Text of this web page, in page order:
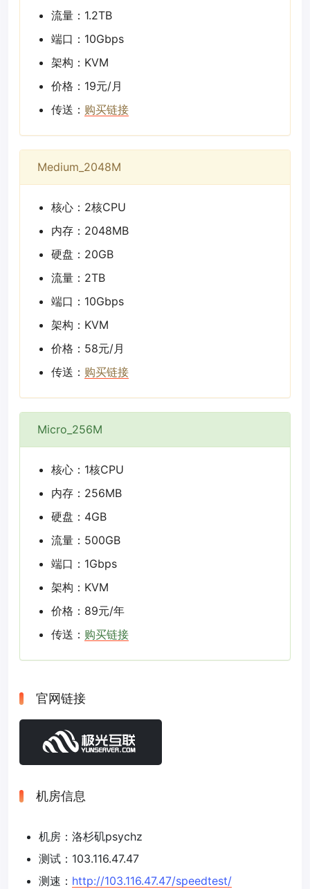
流量：1.2TB
端口：10Gbps
架构：KVM
价格：19元/月
传送： 购买链接
Medium_2048M
核心：2核CPU
内存：2048MB
硬盘：20GB
流量：2TB
端口：10Gbps
架构：KVM
价格：58元/月
传送： 购买链接
Micro_256M
核心：1核CPU
内存：256MB
硬盘：4GB
流量：500GB
端口：1Gbps
架构：KVM
价格：89元/年
传送： 购买链接
官网链接
机房信息
机房：洛杉矶psychz
测试：103.116.47.47
测速： http://103.116.47.47/speedtest/